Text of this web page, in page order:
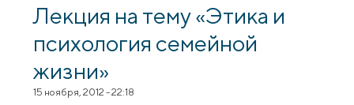
Лекция на тему «Этика и
психология семейной
жизни»
15 ноября, 2012 - 22:18